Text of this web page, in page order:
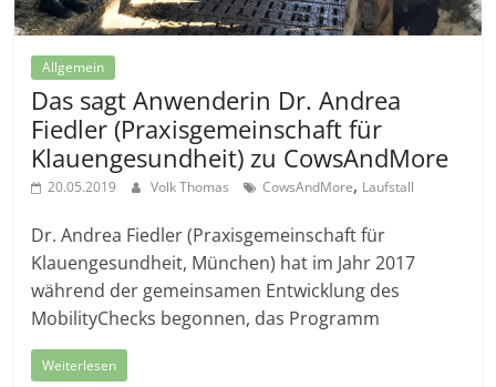
Allgemein
Das sagt Anwenderin Dr. Andrea
Fiedler (Praxisgemeinschaft für
Klauengesundheit) zu CowsAndMore
20.05.2019 Volk Thomas CowsAndMore, Laufstall
Dr. Andrea Fiedler (Praxisgemeinschaft für
Klauengesundheit, München) hat im Jahr 2017
während der gemeinsamen Entwicklung des
MobilityChecks begonnen, das Programm
Weiterlesen